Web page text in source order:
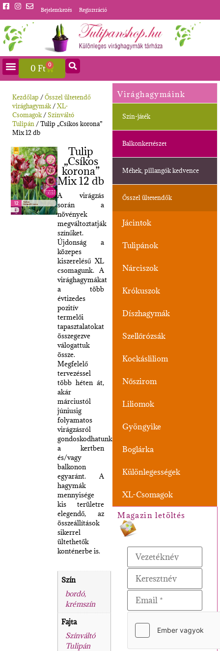
Bejelentkezés Regisztráció
0 Ft 0
Virághagymáink
Szín-játék
Balkonkertészet
Méhek, pillangók kedvence
Ősszel ültetendők
Jácintok
Tulipánok
Nárciszok
Krókuszok
Díszhagymák
Szellőrózsák
Kockásliliom
Nőszirom
Liliomok
Gyöngyike
Boglárka
Különlegességek
XL-Csomagok
Magazin letöltés
Kezdőlap /Ősszel ültetendő
virághagymák/XL-
Csomagok/Színváltó
Tulipán / Tulip „Csíkos korona”
Mix 12 db
Tulip
„Csíkos
korona”
Mix 12 db
A virágzás
során a
növények
megváltoztatják
színűket.
Újdonság a
közepes
kiszerelésű XL
csomagunk. A
virághagymákat
a több
évtizedes
pozitív
termelői
tapasztalatokat
összegezve
válogattuk
össze.
Megfelelő
tervezéssel
több héten át,
akár
márciustól
júniusig
folyamatos
virágzásról
gondoskodhatunk
a kertben
és/vagy
balkonon
egyaránt. A
hagymák
mennyisége
kis területre
elegendő, az
összeállítások
sikerrel
ültethetők
konténerbe is.
Szín
bordó,
krémszín
Fajta
Színváltó
Tulipán